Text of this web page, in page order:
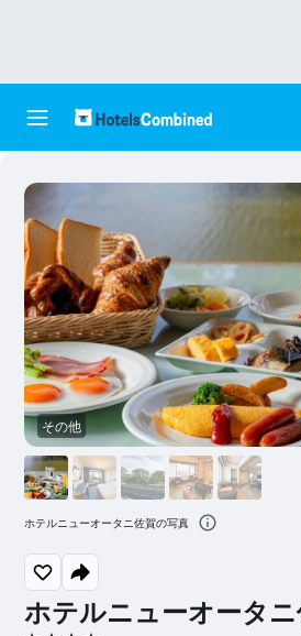
ホテルニューオータ
その他
ホテルニューオータニ佐賀の写真